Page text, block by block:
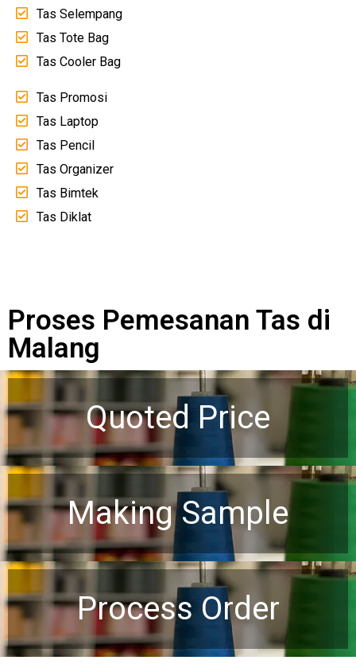
Tas Selempang
Tas Tote Bag
Tas Cooler Bag
Tas Promosi
Tas Laptop
Tas Pencil
Tas Organizer
Tas Bimtek
Tas Diklat
Proses Pemesanan Tas di
Malang
Quoted Price
Making Sample
Process Order